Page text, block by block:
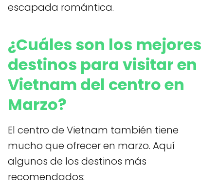
escapada romántica.
¿Cuáles son los mejores
destinos para visitar en
Vietnam del centro en
Marzo?
El centro de Vietnam también tiene
mucho que ofrecer en marzo. Aquí
algunos de los destinos más
recomendados: